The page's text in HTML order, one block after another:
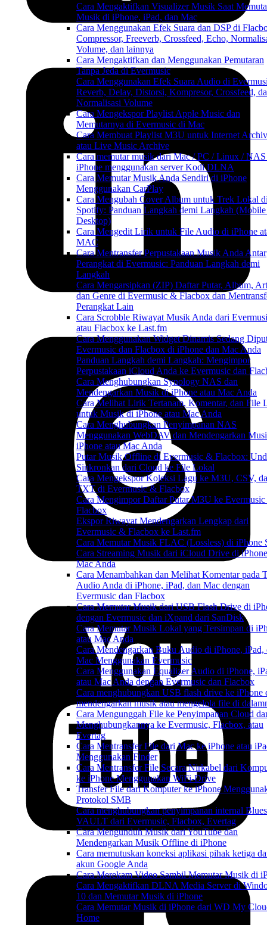
Cara Mengaktifkan Visualizer Musik Saat
Musik di iPhone, iPad, dan Mac
Cara Menggunakan Efek Suara dan DSP di
Compressor, Freeverb, Crossfeed, Echo,
Volume, dan lainnya
Cara Mengaktifkan dan Menggunakan Pemutaran
Tanpa Jeda di Evermusic
Cara Menggunakan Efek Suara Audio di
Reverb, Delay, Distorsi, Kompresor, Crossfeed,
Normalisasi Volume
Cara Mengekspor Playlist Apple Music dan
Memutarnya di Evermusic di Mac
Cara Membuat Playlist M3U untuk Internet
atau Live Music Archive
Cara memutar musik dari Mac / PC / Linux /
iPhone menggunakan server Kodi DLNA
Cara Memutar Musik Anda Sendiri di iPhone
Menggunakan CarPlay
Cara Mengubah Cover Album untuk Trek Lokal
Spotify: Panduan Langkah demi Langkah
Desktop)
Cara Mengedit Lirik untuk File Audio di iPhone
MAC
Cara Mentransfer Perpustakaan Musik Anda Antar
Perangkat di Evermusic: Panduan Langkah demi
Langkah
Cara Mengarsipkan (ZIP) Daftar Putar, Album,
dan Genre di Evermusic & Flacbox dan
Perangkat Lain
Cara Scrobble Riwayat Musik Anda dari
atau Flacbox ke Last.fm
Cara Menggunakan Widget Dinamis Sedang
Evermusic dan Flacbox di iPhone dan Mac Anda
Panduan Langkah demi Langkah: Mengimpor
Perpustakaan iCloud Anda ke Evermusic dan
Cara Menghubungkan Synology NAS dan
Mendengarkan Musik di iPhone atau Mac Anda
Cara Melihat Lirik Tertanam, Komentar, dan File
untuk Musik di iPhone atau Mac Anda
Cara Menghubungkan Penyimpanan NAS
Menggunakan WebDAV dan Mendengarkan
iPhone atau Mac Anda
Putar Musik Offline di Evermusic & Flacbox:
Sinkronkan dari Cloud ke File Lokal
Cara Mengekspor Koleksi Lagu ke M3U, CSV,
TXT di Evermusic & Flacbox
Cara Mengimpor Daftar Putar M3U ke Evermusic
Flacbox
Ekspor Riwayat Mendengarkan Lengkap dari
Evermusic & Flacbox ke Last.fm
Cara Memutar Musik FLAC (Lossless) di iPhone
Cara Streaming Musik dari iCloud Drive di
Mac Anda
Cara Menambahkan dan Melihat Komentar pada
Audio Anda di iPhone, iPad, dan Mac dengan
Evermusic dan Flacbox
Cara Memutar Musik dari USB Flash Drive di
dengan Evermusic dan iXpand dari SanDisk
Cara Memutar Musik Lokal yang Tersimpan di
atau Mac Anda
Cara Mendengarkan Buku Audio di iPhone, iPad,
Mac Menggunakan Evermusic
Cara Menggunakan Equalizer Audio di iPhone,
atau Mac Anda dengan Evermusic dan Flacbox
Cara menghubungkan USB flash drive ke iPhone
mendengarkan musik atau mengelola file di
Cara Mengunggah File ke Penyimpanan Cloud
Menghubungkannya ke Evermusic, Flacbox, atau
Evertag
Cara Mentransfer File dari Mac ke iPhone atau
Menggunakan Finder
Cara Mentransfer File Secara Nirkabel dari
ke iPhone Menggunakan WiFi-Drive
Transfer File dari Komputer ke iPhone
Protokol SMB
Cara menghubungkan penyimpanan internal
VAULT dari Evermusic, Flacbox, Evertag
Cara Mengunduh Musik dari YouTube dan
Mendengarkan Musik Offline di iPhone
Cara memutuskan koneksi aplikasi pihak ketiga
akun Google Anda
Cara Merekam Video Sambil Memutar Musik di
Cara Mengaktifkan DLNA Media Server di
10 dan Memutar Musik di iPhone
Cara Memutar Musik di iPhone dari WD My
Home